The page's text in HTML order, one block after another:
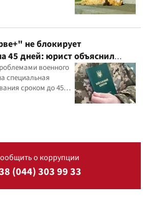
не блокирует
45 дней: юрист объяснил
военного
специальная
сроком до 45
о коррупции
(044) 303 99 33